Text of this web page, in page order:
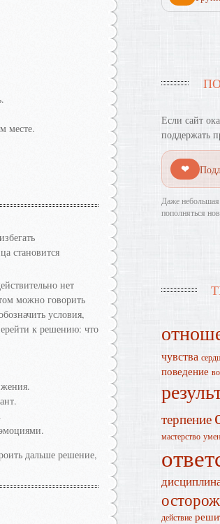
месте.
становится
нет
можно говорить
условия,
к решению: что
дальше решение,
Если сайт
поддержать
❤
Даже
пополняться
чувства
поведение
терпение
мастерство
действие